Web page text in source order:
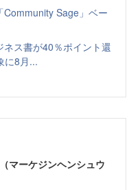
Community Sage」ベー
ス書が40％ポイント還
に8月...
マーケジンヘンシュウ